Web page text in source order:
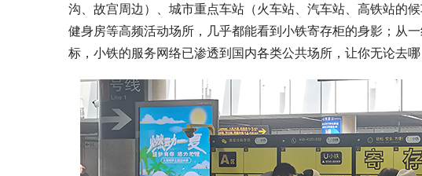
沟、故宫周边）、城市重点车站（火车站、汽车站、高铁站的
健身房等高频活动场所，几乎都能看到小铁寄存柜的身影；从
标，小铁的服务网络已渗透到国内各类公共场所，让你无论去哪